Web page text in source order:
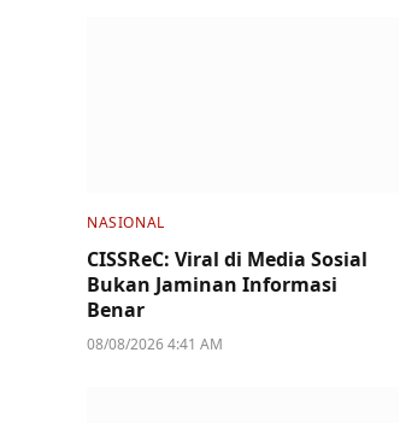
NASIONAL
CISSReC: Viral di Media Sosial
Bukan Jaminan Informasi
Benar
08/08/2026 4:41 AM